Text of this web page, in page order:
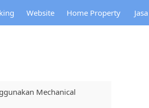
Website Home Property Jasa
Mechanical